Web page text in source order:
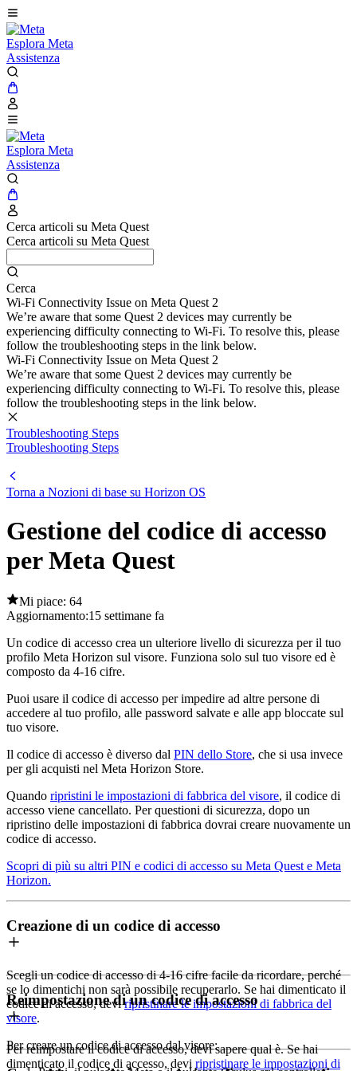
Esplora Meta
Assistenza
Esplora Meta
Assistenza
Cerca articoli su Meta Quest
Cerca articoli su Meta Quest
Cerca
Wi-Fi Connectivity Issue on Meta Quest 2
We’re aware that some Quest 2 devices may currently be
experiencing difficulty connecting to Wi-Fi. To resolve this, please
follow the troubleshooting steps in the link below.
Wi-Fi Connectivity Issue on Meta Quest 2
We’re aware that some Quest 2 devices may currently be
experiencing difficulty connecting to Wi-Fi. To resolve this, please
follow the troubleshooting steps in the link below.
Troubleshooting Steps
Troubleshooting Steps
Torna a Nozioni di base su Horizon OS
Gestione del codice di accesso
per Meta Quest
Mi piace: 64
Aggiornamento:15 settimane fa
Un codice di accesso crea un ulteriore livello di sicurezza per il tuo
profilo Meta Horizon sul visore. Funziona solo sul tuo visore ed è
composto da 4-16 cifre.
Puoi usare il codice di accesso per impedire ad altre persone di
accedere al tuo profilo, alle password salvate e alle app bloccate sul
tuo visore.
Il codice di accesso è diverso dal PIN dello Store, che si usa invece
per gli acquisti nel Meta Horizon Store.
Quando ripristini le impostazioni di fabbrica del visore, il codice di
accesso viene cancellato. Per questioni di sicurezza, dopo un
ripristino delle impostazioni di fabbrica dovrai creare nuovamente un
codice di accesso.
Scopri di più su altri PIN e codici di accesso su Meta Quest e Meta
Horizon.
Creazione di un codice di accesso
Scegli un codice di accesso di 4-16 cifre facile da ricordare, perché
se lo dimentichi non sarà possibile recuperarlo. Se hai dimenticato il
codice di accesso, deviripristinare le impostazioni di fabbrica del
visore.
Per creare un codice di accesso dal visore:
Reimpostazione di un codice di accesso
Per reimpostare il codice di accesso, devi sapere qual è. Se hai
dimenticato il codice di accesso, devi ripristinare le impostazioni di